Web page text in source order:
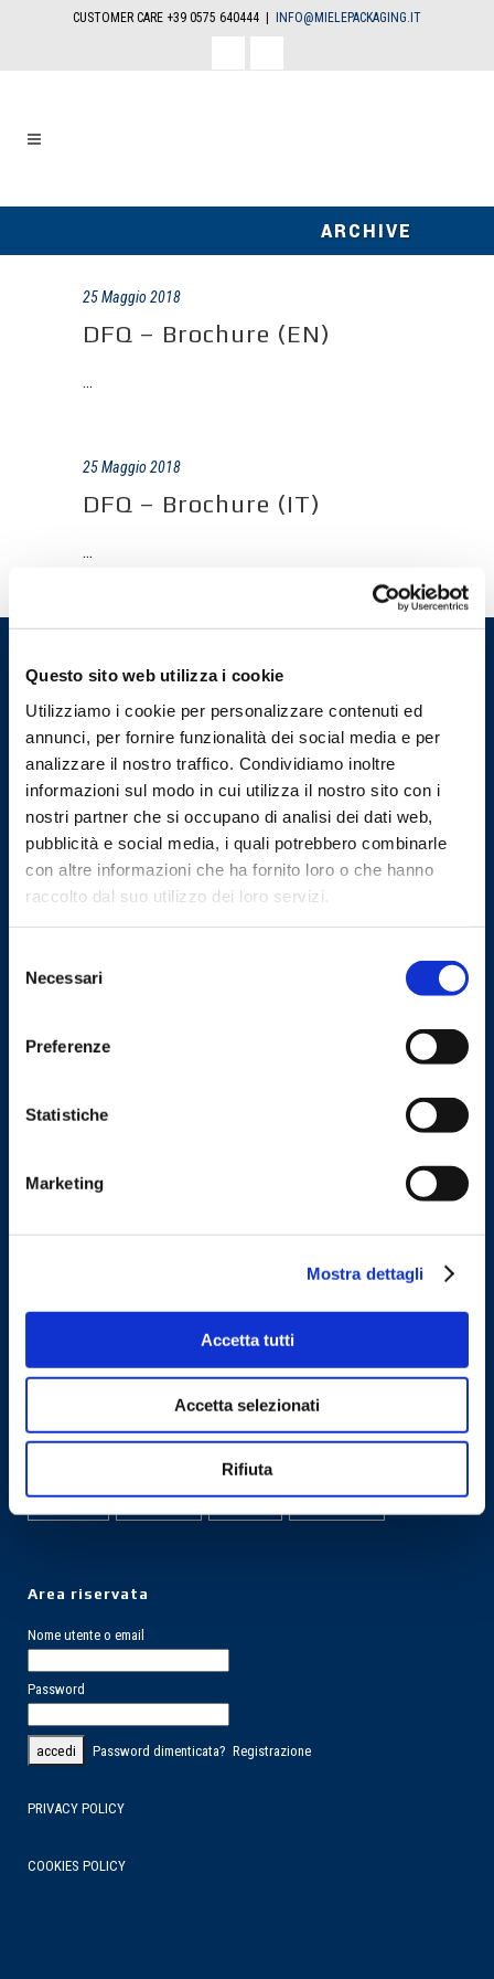
Questo sito web utilizza i cookie
Utilizziamo i cookie per personalizzare contenuti ed
annunci, per fornire funzionalità dei social media e per
analizzare il nostro traffico. Condividiamo inoltre
informazioni sul modo in cui utilizza il nostro sito con i
nostri partner che si occupano di analisi dei dati web,
pubblicità e social media, i quali potrebbero combinarle
con altre informazioni che ha fornito loro o che hanno
raccolto dal suo utilizzo dei loro servizi.
delNecessari
Preferenze
Statistiche
Marketing
Mostra dettagli
Accetta tutti
Accetta selezionati
Rifiuta
CUSTOMER CARE +39 0575 640444 |
INFO@MIELEPACKAGING.IT
ARCHIVE
25 Maggio 2018
DFQ – Brochure (EN)
...
25 Maggio 2018
DFQ – Brochure (IT)
...
Miele. Obiettivo qualità, orientamento al cliente.
Miele è un’azienda di produzione specializzata nella costruzione di macchine
automatiche per il confezionamento di prodotti alimentari, chimici e
farmaceutici. Confezionatrici verticali, confezionatrici inclinate e
confezionatrici a ultrasuoni.
Confezionatrici Verticali
Linee Automatiche
Applicazioni
CAFFÈ DETERGENTI
POLVERI QGAMMA SNACK SURGELATI
Area riservata
Nome utente o email
Password
Password dimenticata? Registrazione
PRIVACY POLICY
COOKIES POLICY